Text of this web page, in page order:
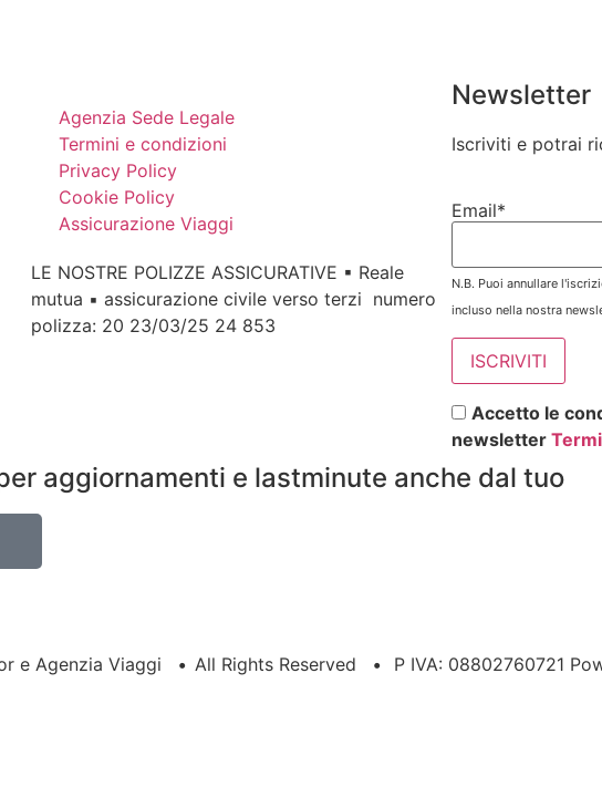
Agenzia Sede Legale
Termini e condizioni
Privacy Policy
Cookie Policy
Assicurazione Viaggi
LE NOSTRE POLIZZE ASSICURATIVE ▪ Reale
mutua ▪ assicurazione civile verso terzi numero
polizza: 20 23/03/25 24 853
Newsletter
Iscriviti e potrai
Email*
N.B. Puoi annullare
incluso nella nostra
Accetto le
newsletter
aggiornamenti e lastminute anche dal tuo
e Agenzia Viaggi • All Rights Reserved • P IVA: 08802760721